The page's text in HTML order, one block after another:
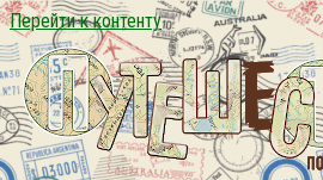
Перейти к контенту